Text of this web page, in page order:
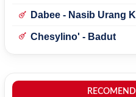
Dabee - Nasib Urang
Chesylino' - Badut